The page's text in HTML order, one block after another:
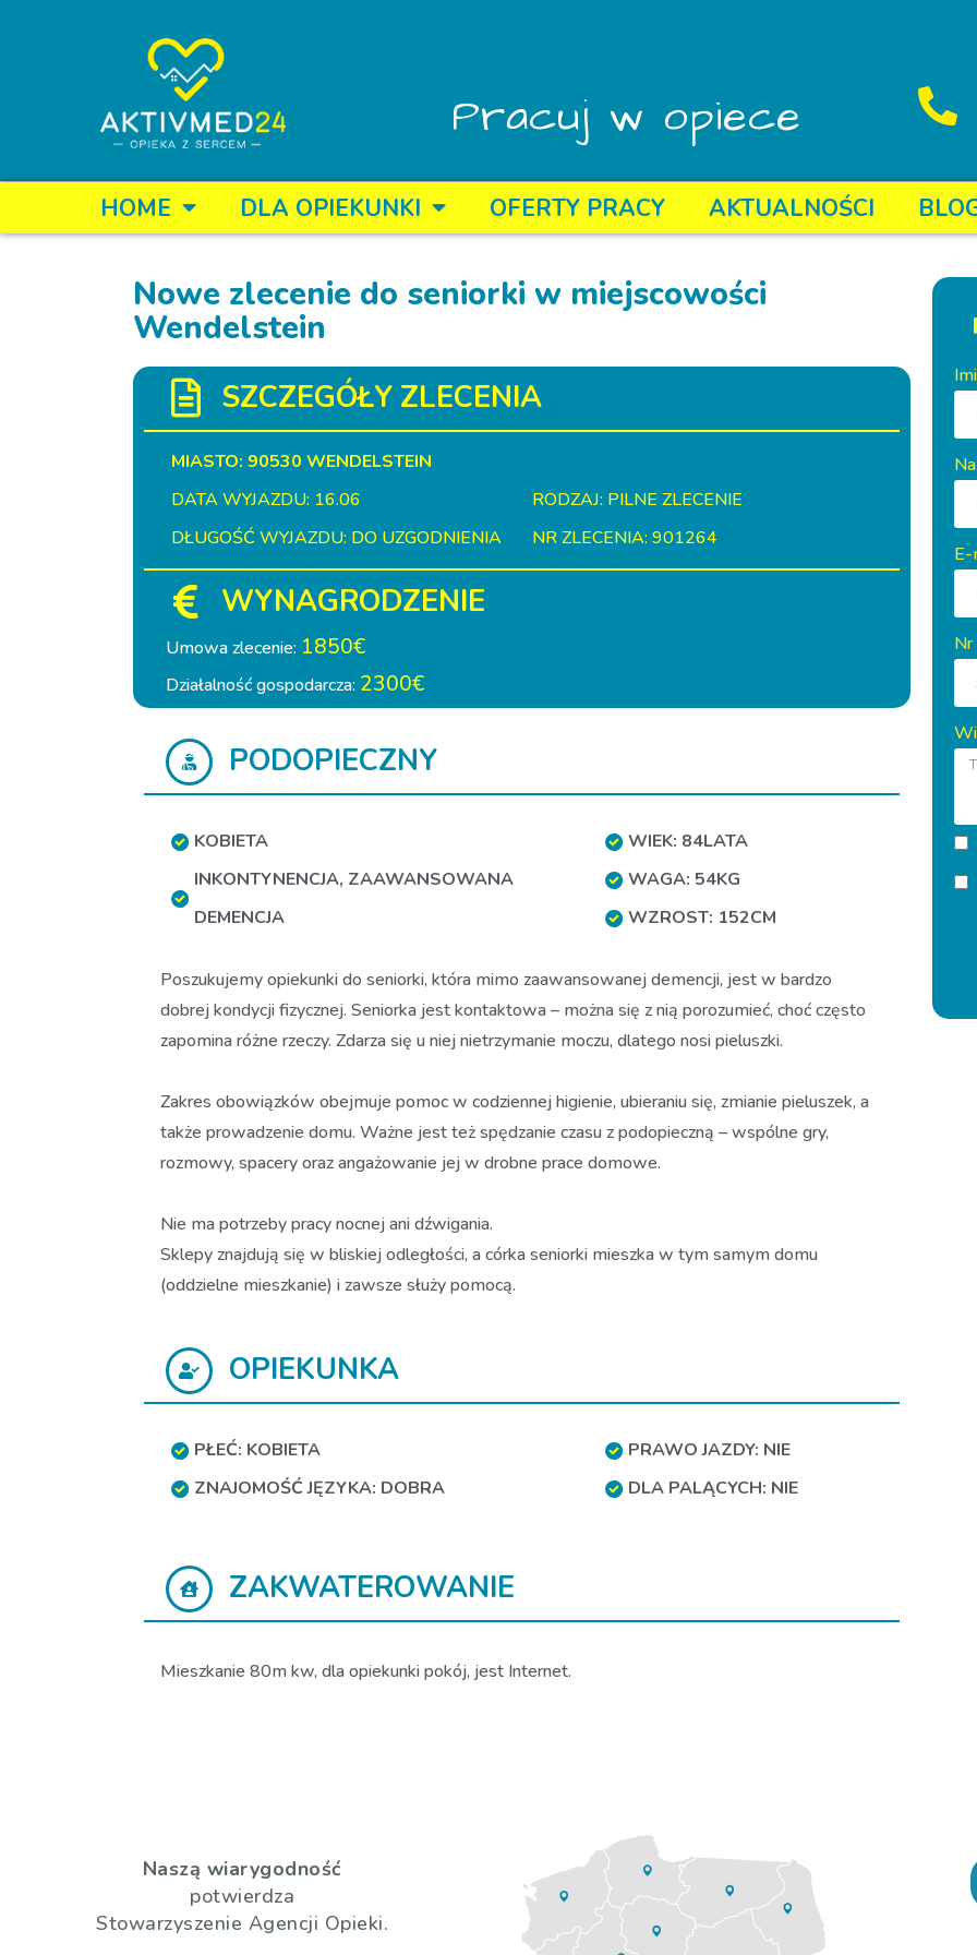
Pracuj w opiece
HOME DLA OPIEKUNKI OFERTY PRACY AKTUALNOŚCI
Nowe zlecenie do seniorki w miejscowości
Wendelstein
SZCZEGÓŁY ZLECENIA
MIASTO: 90530 WENDELSTEIN
DATA WYJAZDU: 16.06
RODZAJ: PILNE ZLECENIE
DŁUGOŚĆ WYJAZDU: DO UZGODNIENIA
NR ZLECENIA: 901264
WYNAGRODZENIE
Umowa zlecenie: 1850€
Działalność gospodarcza: 2300€
PODOPIECZNY
KOBIETA
INKONTYNENCJA, ZAAWANSOWANA
DEMENCJA
WIEK: 84LATA
WAGA: 54KG
WZROST: 152CM
Poszukujemy opiekunki do seniorki, która mimo zaawansowanej demencji, jest w bardzo
dobrej kondycji fizycznej. Seniorka jest kontaktowa – można się z nią porozumieć, choć często
zapomina różne rzeczy. Zdarza się u niej nietrzymanie moczu, dlatego nosi pieluszki.
Zakres obowiązków obejmuje pomoc w codziennej higienie, ubieraniu się, zmianie pieluszek, a
także prowadzenie domu. Ważne jest też spędzanie czasu z podopieczną – wspólne gry,
rozmowy, spacery oraz angażowanie jej w drobne prace domowe.
Nie ma potrzeby pracy nocnej ani dźwigania.
Sklepy znajdują się w bliskiej odległości, a córka seniorki mieszka w tym samym domu
(oddzielne mieszkanie) i zawsze służy pomocą.
OPIEKUNKA
PŁEĆ: KOBIETA
ZNAJOMOŚĆ JĘZYKA: DOBRA
PRAWO JAZDY: NIE
DLA PALĄCYCH: NIE
ZAKWATEROWANIE
Mieszkanie 80m kw, dla opiekunki pokój, jest Internet.
Naszą wiarygodność
potwierdza
Stowarzyszenie Agencji Opieki.